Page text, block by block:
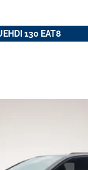
130 EAT8